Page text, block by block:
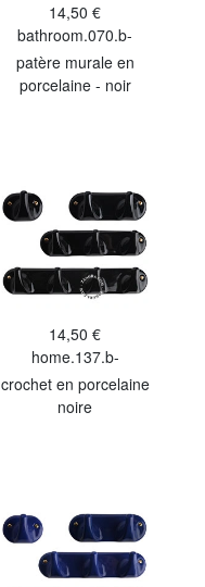
14,50 €
bathroom.070.b-
patère murale en
porcelaine - noir
14,50 €
home.137.b-
crochet en porcelaine
noire